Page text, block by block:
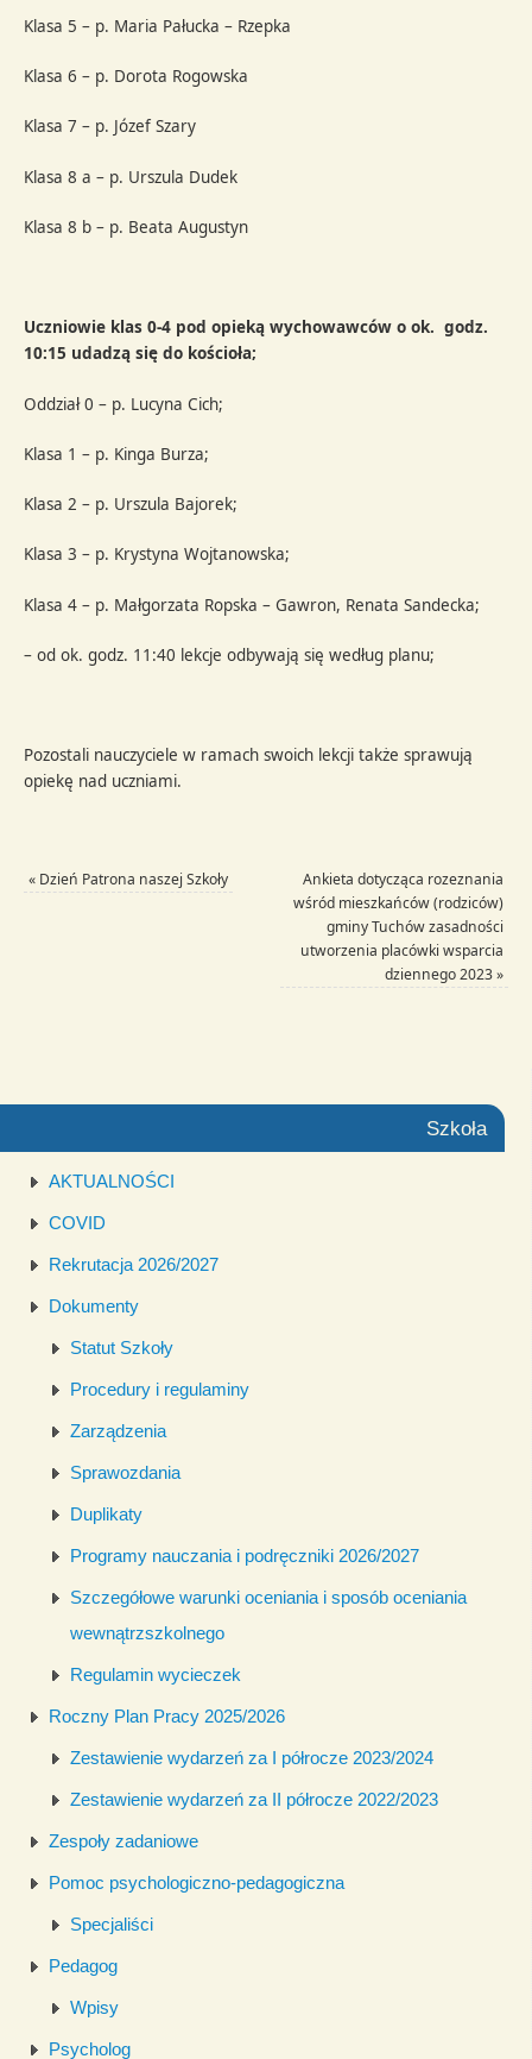
Klasa 5 – p. Maria Pałucka – Rzepka
Klasa 6 – p. Dorota Rogowska
Klasa 7 – p. Józef Szary
Klasa 8 a – p. Urszula Dudek
Klasa 8 b – p. Beata Augustyn
Uczniowie klas 0-4 pod opieką wychowawców o ok. godz.
10:15 udadzą się do kościoła;
Oddział 0 – p. Lucyna Cich;
Klasa 1 – p. Kinga Burza;
Klasa 2 – p. Urszula Bajorek;
Klasa 3 – p. Krystyna Wojtanowska;
Klasa 4 – p. Małgorzata Ropska – Gawron, Renata Sandecka;
– od ok. godz. 11:40 lekcje odbywają się według planu;
Pozostali nauczyciele w ramach swoich lekcji także sprawują
opiekę nad uczniami.
« Dzień Patrona naszej Szkoły
Ankieta dotycząca rozeznania
wśród mieszkańców (rodziców)
gminy Tuchów zasadności
utworzenia placówki wsparcia
dziennego 2023»
Szkoła
AKTUALNOŚCI
COVID
Rekrutacja 2026/2027
Dokumenty
Statut Szkoły
Procedury i regulaminy
Zarządzenia
Sprawozdania
Duplikaty
Programy nauczania i podręczniki 2026/2027
Szczegółowe warunki oceniania i sposób oceniania
wewnątrzszkolnego
Regulamin wycieczek
Roczny Plan Pracy 2025/2026
Zestawienie wydarzeń za I półrocze 2023/2024
Zestawienie wydarzeń za II półrocze 2022/2023
Zespoły zadaniowe
Pomoc psychologiczno-pedagogiczna
Specjaliści
Pedagog
Wpisy
Psycholog